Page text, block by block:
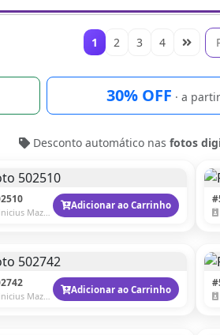
1 2 3 4
30% OFF · a
Desconto automático nas fotos
Mazzaro
Adicionar ao Carrinho
Mazzaro
Adicionar ao Carrinho